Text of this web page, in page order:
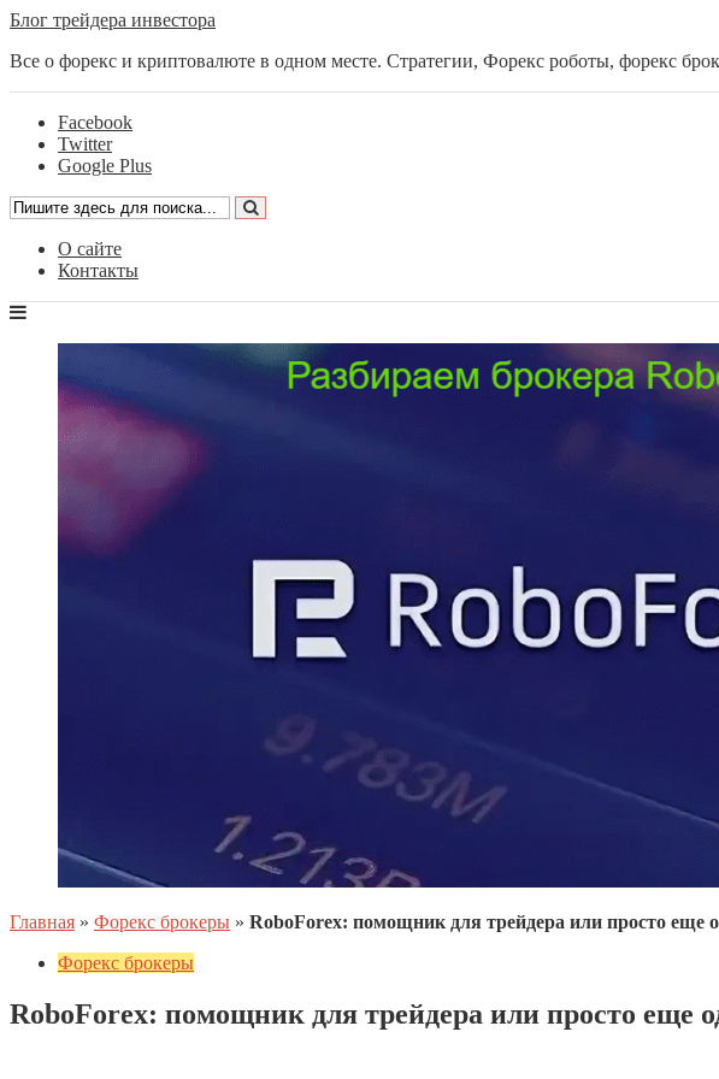
Блог трейдера инвестора
Все о форекс и криптовалюте в одном месте. Стратегии, Форекс роботы, форекс
Facebook
Twitter
Google Plus
О сайте
Контакты
Главная » Форекс брокеры » RoboForex: помощник для трейдера или просто еще
Форекс брокеры
RoboForex: помощник для трейдера или просто еще